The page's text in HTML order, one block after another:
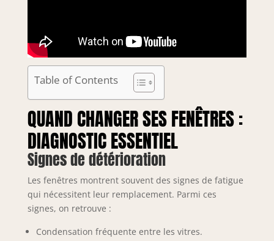
Table of Contents
QUAND CHANGER SES FENÊTRES :
DIAGNOSTIC ESSENTIEL
Signes de détérioration
Les fenêtres montrent souvent des signes de fatigue
qui nécessitent leur remplacement. Parmi ces
signes, on retrouve :
Condensation fréquente entre les vitres.